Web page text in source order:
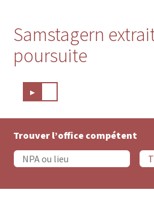
Samstagern
poursuite
▸
Trouver l’office compétent